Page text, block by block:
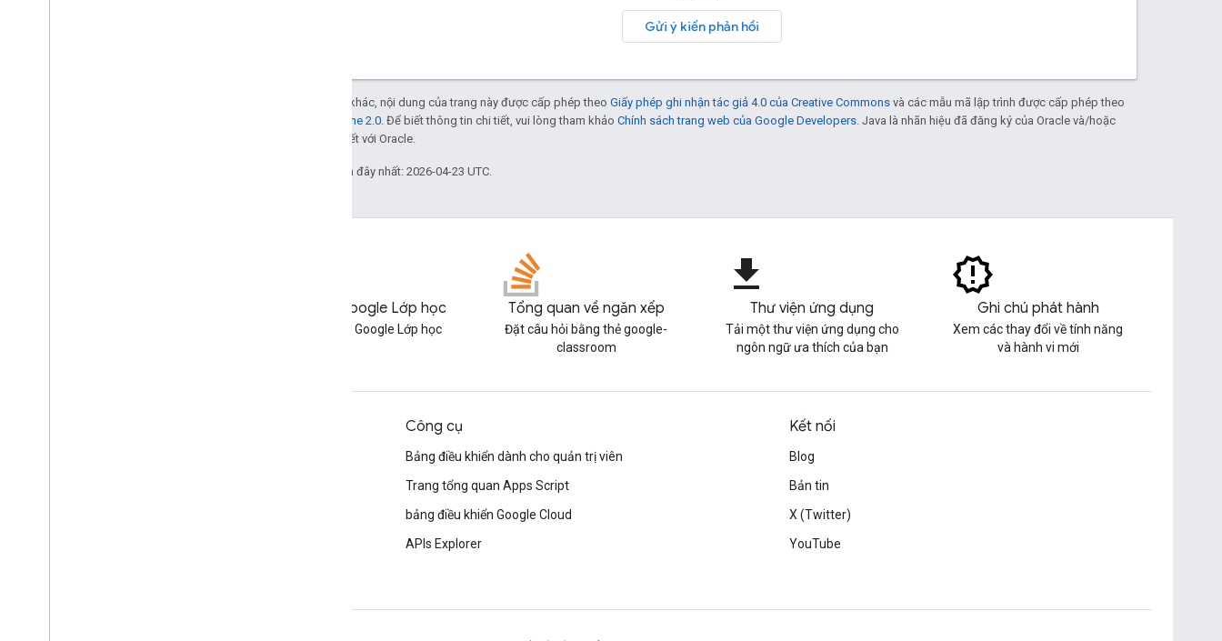
Gửi ý kiến phản hồi
Trừ phi có lưu ý khác, nội dung của trang này được cấp phép theo Giấy phép ghi nhận tác giả 4.0 của Creative Commons và các mẫu mã lập trình được cấp phép theo
Giấy phép Apache 2.0 . Để biết thông tin chi tiết, vui lòng tham khảo Chính sách trang web của Google Developers . Java là nhãn hiệu đã đăng ký của Oracle và/hoặc
các đơn vị liên kết với Oracle.
Cập nhật lần gần đây nhất: 2026-04-23 UTC.
Blog của Google Lớp học
Đọc blog của Google Lớp học
Tổng quan về ngăn xếp
Đặt câu hỏi bằng thẻ google-
classroom
file_download
Thư viện ứng dụng
Tải một thư viện ứng dụng cho
ngôn ngữ ưa thích của bạn
Ghi chú phát hành
Xem các thay đổi về tính năng
và hành vi mới
Công cụ
Bảng điều khiển dành cho quản trị viên
Trang tổng quan Apps Script
bảng điều khiển Google Cloud
APIs Explorer
Kết nối
Blog
Bản tin
X (Twitter)
YouTube